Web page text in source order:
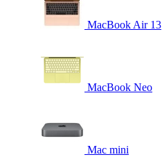
MacBook Air 13
MacBook Neo
Mac mini